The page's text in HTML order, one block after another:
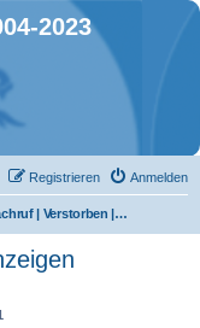
2023
Anmelden
Registrieren
Nachruf | Verstorben | Traueranzeigen